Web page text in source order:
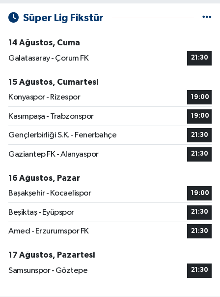
Süper Lig Fikstür
14 Ağustos, Cuma
Galatasaray - Çorum FK
21:30
15 Ağustos, Cumartesi
Konyaspor - Rizespor
19:00
Kasımpaşa - Trabzonspor 19:00
Gençlerbirliği S.K. - Fenerbahçe 21:30
Gaziantep FK - Alanyaspor 21:30
16 Ağustos, Pazar
Başakşehir - Kocaelispor
19:00
Beşiktaş - Eyüpspor 21:30
Amed - Erzurumspor FK 21:30
17 Ağustos, Pazartesi
Samsunspor - Göztepe
21:30